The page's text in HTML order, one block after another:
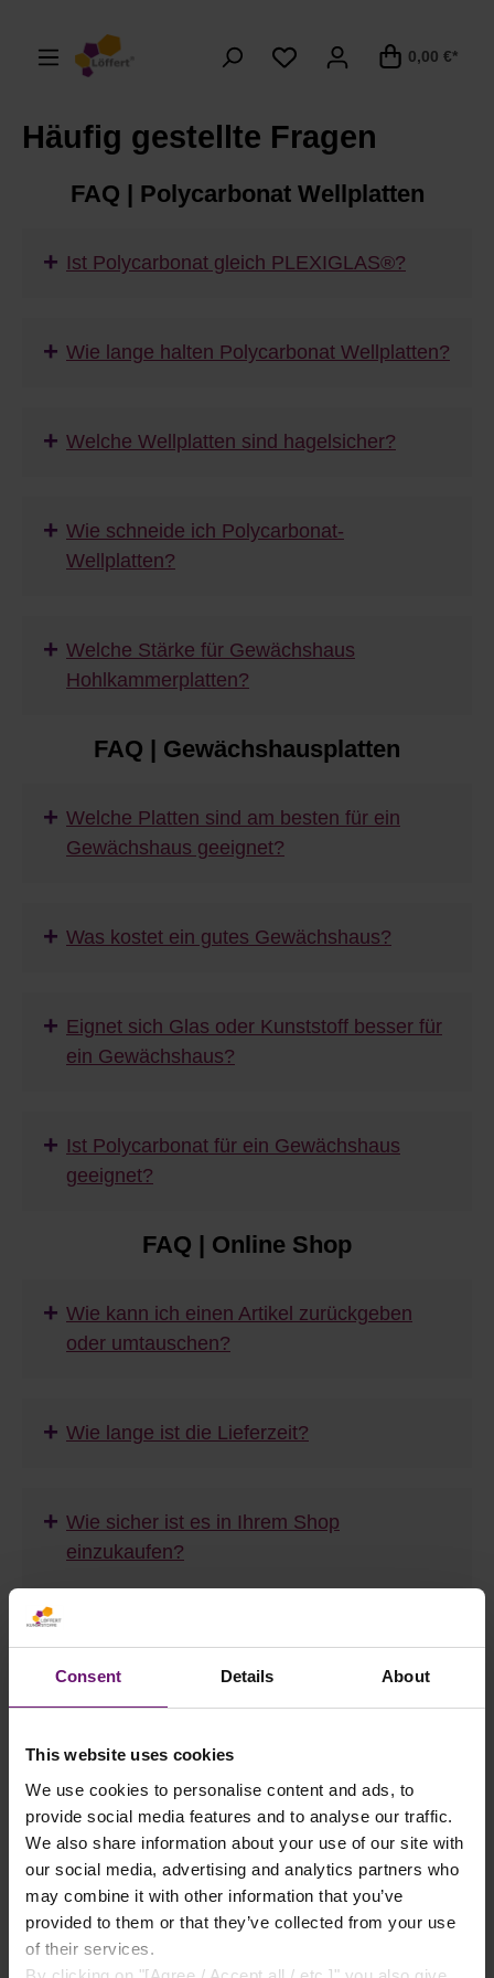
Consent Details About
This website uses cookies
We use cookies to personalise content and ads, to
provide social media features and to analyse our traffic.
We also share information about your use of our site with
our social media, advertising and analytics partners who
may combine it with other information that you’ve
provided to them or that they’ve collected from your use
of their services.
0,00 €*
Häufig gestellte Fragen
FAQ | Polycarbonat Wellplatten
+ Ist Polycarbonat gleich PLEXIGLAS®?
+ Wie lange halten Polycarbonat Wellplatten?
+ Welche Wellplatten sind hagelsicher?
+ Wie schneide ich Polycarbonat-
Wellplatten?
+ Welche Stärke für Gewächshaus
Hohlkammerplatten?
FAQ | Gewächshausplatten
+ Welche Platten sind am besten für ein
Gewächshaus geeignet?
+ Was kostet ein gutes Gewächshaus?
+ Eignet sich Glas oder Kunststoff besser für
ein Gewächshaus?
+ Ist Polycarbonat für ein Gewächshaus
geeignet?
FAQ | Online Shop
+ Wie kann ich einen Artikel zurückgeben
oder umtauschen?
+ Wie lange ist die Lieferzeit?
+ Wie sicher ist es in Ihrem Shop
einzukaufen?
+ Was mache ich, wenn ein Artikel beschädigt
ankommt?
+ Welche Zahlungsmöglichkeiten akzeptieren
Sie?
FAQ | Stegplatten
+ Was sind Stegplatten genau?